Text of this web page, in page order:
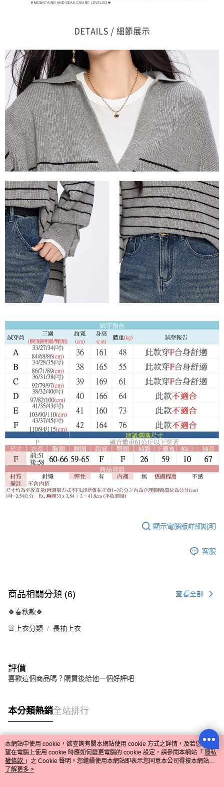
顯示電腦版詳細說明
客服
商品相關分類 (6) 查看全部
🍀春秋款🍀
👚上衣分類 長袖上衣
評價
喜歡這個商品嗎？購買後給他一個好評吧
本分類熱銷全站排行
熱門標籤
本網站中使用 cookie，欲查詢有關本網站使用 cookie 方式之詳情，及若您不希
望在電腦上使用 cookie 時應如何變更電腦的 cookie 設定，請參閱本網站「 隱私
權條款 」之 Cookie 聲明。您繼續使用本網站即表示您同意本公司得按本網站使
用條款之 Cookie 聲明使用 cookie。
了解更多 >